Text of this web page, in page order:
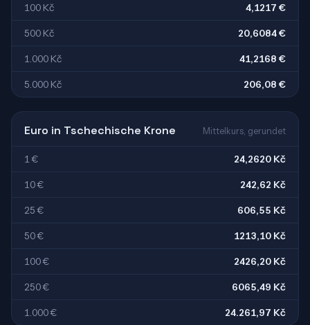
100 Kč 4,1217 €
500 Kč 20,6084 €
1.000 Kč 41,2168 €
5.000 Kč 206,08 €
Euro in Tschechische Krone Mittelkurs, gerundet
1 € 24,2620 Kč
10 € 242,62 Kč
25 € 606,55 Kč
50 € 1213,10 Kč
100 € 2426,20 Kč
250 € 6065,49 Kč
1.000 € 24.261,97 Kč